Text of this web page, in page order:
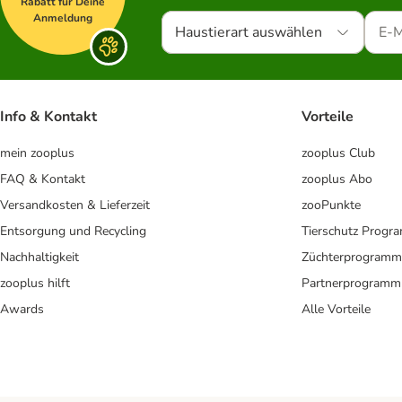
Anmeldung
Haustierart auswählen
Info & Kontakt
mein zooplus
FAQ & Kontakt
Versandkosten & Lieferzeit
Entsorgung und Recycling
Nachhaltigkeit
zooplus hilft
Awards
Vorteile
zooplus Club
zooplus Abo
zooPunkte
Tierschutz
Züchterprogramm
Partnerprogramm
Alle Vorteile